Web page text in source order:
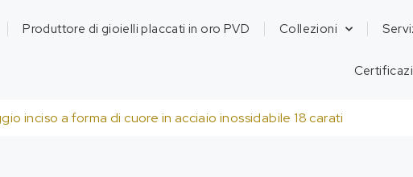
Produttore di gioielli placcati in oro PVD Collezioni
inciso a forma di cuore in acciaio inossidabile 18 carati